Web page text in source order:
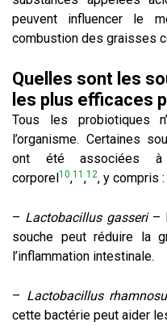
peuvent influencer le
combustion des graisses
Quelles sont les
les plus efficaces
Tous les probiotiques
l’organisme. Certaines
ont été associées
corporel10,11 ,12, y compris :
– Lactobacillus gasseri–
souche peut réduire la
l’inflammation intestinale.
– Lactobacillus
cette bactérie peut aider